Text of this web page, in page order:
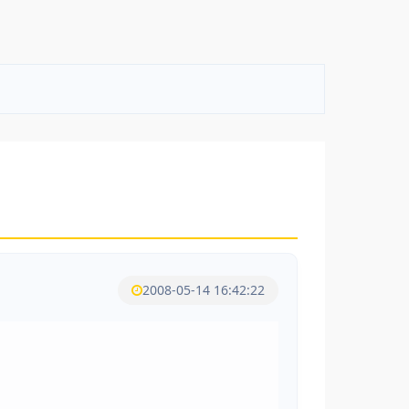
2008-05-14 16:42:22